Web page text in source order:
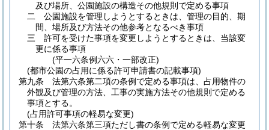
及び場所、公園施設の構造その他規則で定める事項
二
公園施設を管理しようとするときは、管理の目的、期
間、場所及び方法その他参考となるべき事項
三
許可を受けた事項を変更しようとするときは、当該変
更に係る事項
(平一六条例六六・一部改正)
(都市公園の占用に係る許可申請書の記載事項)
第九条
法第六条第二項の条例で定める事項は、占用物件の
外観及び管理の方法、工事の実施方法その他規則で定める
事項とする。
(占用許可事項の軽易な変更)
第十条
法第六条第三項ただし書の条例で定める軽易な変更